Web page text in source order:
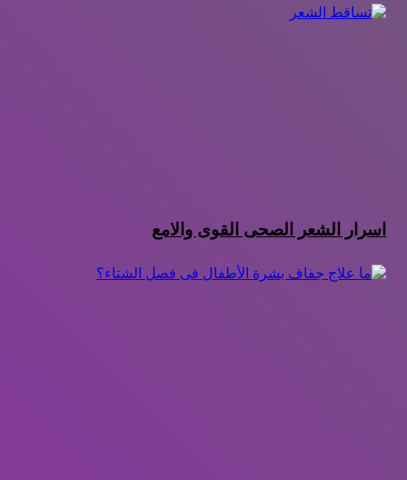
اسرار الشعر الصحى القوى والامع